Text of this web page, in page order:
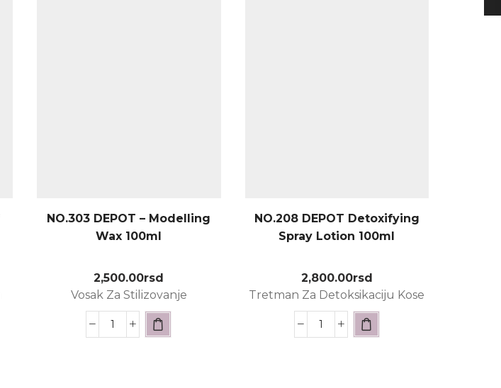
NO.303 DEPOT – Modelling
Wax 100ml
2,500.00rsd
Vosak Za Stilizovanje
NO.208 DEPOT Detoxifying
Spray Lotion 100ml
2,800.00rsd
Tretman Za Detoksikaciju Kose